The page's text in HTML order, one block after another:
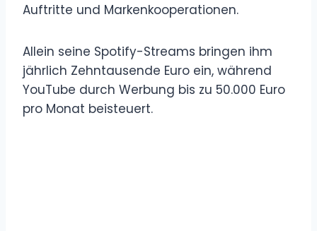
Auftritte und Markenkooperationen.
Allein seine Spotify-Streams bringen ihm
jährlich Zehntausende Euro ein, während
YouTube durch Werbung bis zu 50.000 Euro
pro Monat beisteuert.